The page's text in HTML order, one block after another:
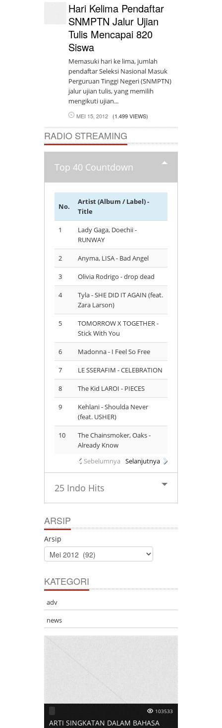
Hari Kelima Pendaftar
SNMPTN Jalur Ujian
Tulis Mencapai 820
Siswa
Memasuki hari ke lima, jumlah
pendaftar Seleksi Nasional Masuk
Perguruan Tinggi Negeri (SNMPTN)
jalur ujian tulis, yang memilih
mengikuti ujian...
MEI 15, 2012 (1.499 VIEWS)
RADIO STREAMING
Top 40 Countdown
No.
Artist (Album / Label) -
Title
1
Lady Gaga, Doechii -
RUNWAY
2 Anyma, LISA - Bad Angel
3 Olivia Rodrigo - drop dead
4
Tyla - SHE DID IT AGAIN (feat.
Zara Larson)
5
TOMORROW X TOGETHER -
Stick With You
6 Madonna - I Feel So Free
7 LE SSERAFIM - CELEBRATION
8 The Kid LAROI - PIECES
9
Kehlani - Shoulda Never
(feat. USHER)
10
The Chainsmoker, Oaks -
Already Know
Sebelumnya
Selanjutnya
25 Indo Hits
ARSIP
Arsip
KATEGORI
adv
news
103533
ARTI SINGKATAN DALAM BAHASA